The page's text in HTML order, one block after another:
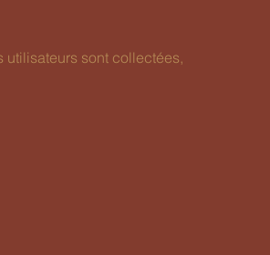
sont collectées,